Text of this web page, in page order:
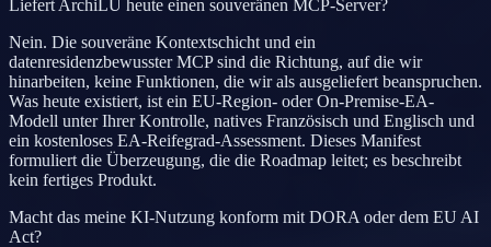
Liefert ArchiLU heute einen souveränen MCP-Server?
Nein. Die souveräne Kontextschicht und ein
datenresidenzbewusster MCP sind die Richtung, auf die wir
hinarbeiten, keine Funktionen, die wir als ausgeliefert beanspruchen.
Was heute existiert, ist ein EU-Region- oder On-Premise-EA-
Modell unter Ihrer Kontrolle, natives Französisch und Englisch und
ein kostenloses EA-Reifegrad-Assessment. Dieses Manifest
formuliert die Überzeugung, die die Roadmap leitet; es beschreibt
kein fertiges Produkt.
Macht das meine KI-Nutzung konform mit DORA oder dem EU AI
Act?